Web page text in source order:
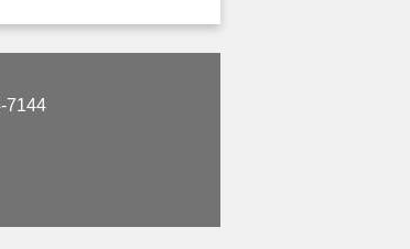
7144